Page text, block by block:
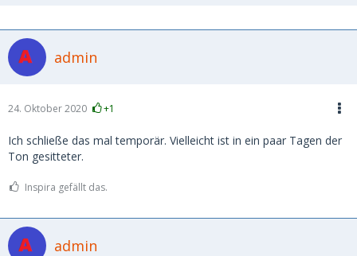
admin
24. Oktober 2020 +1
Ich schließe das mal temporär. Vielleicht ist in ein paar Tagen der
Ton gesitteter.
Inspira gefällt das.
admin